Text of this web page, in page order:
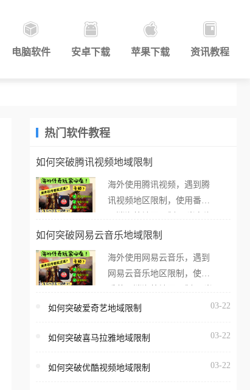
电脑软件 安卓下载 苹果下载 资讯教程
热门软件教程
如何突破腾讯视频地域限制
海外使用腾讯视频，遇到腾
讯视频地区限制，使用番茄
外打开腾讯视频，却突然弹
地区无法播放”的提示语。
海外用户如香港、澳门、台
亚、欧洲等国家和地区时，
台一样，出现地区及版权限
地区播放。 遇到这个问题的
如何突破网易云音乐地域限制
海外使用网易云音乐，遇到
网易云音乐地区限制，使用
在海外打开网易云音乐，却
所在的地区无法播放”的提示
门、台湾、美国、加拿大、
如何突破爱奇艺地域限制 03-22
如何突破喜马拉雅地域限制 03-22
如何突破优酷视频地域限制 03-22